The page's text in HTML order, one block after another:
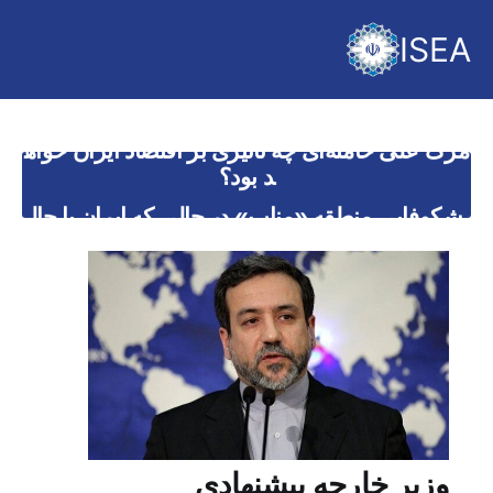
ISEA
ر فعالیت‌های ایران متمرکز بود.
د بود؟
شکوفایی منطقه «مناپ» در حالی که ایران با چال
بانک مرکزی ایران ۵۰۰ میلیون دلار استیبل کوین را
انباشت کرد
دولت در بحبوحه اعتراضات گسترده، پرداخت یاران
ه نقدی را اعلام کرد
در سال ۲۰۲۵، فهرست SDN ایالات متحده عمدتا ب
ر فعالیت‌های ایران متمرکز بود.
وزیر خارجه پیشنهادی